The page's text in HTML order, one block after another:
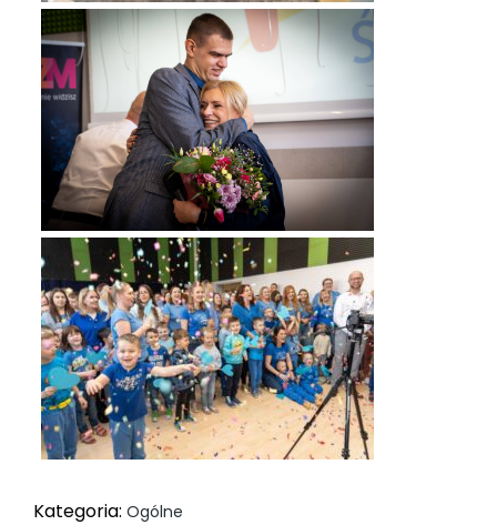
Kategoria: Ogólne